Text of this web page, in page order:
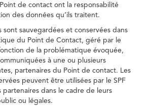
de contact ont la responsabilité
des données qu’ils traitent.
sont sauvegardées et conservées dans
du Point de Contact, géré par le
de la problématique évoquée,
à une ou plusieurs
partenaires du Point de contact. Les
peuvent être utilisées par le SPF
partenaires dans le cadre de leurs
ou légales.